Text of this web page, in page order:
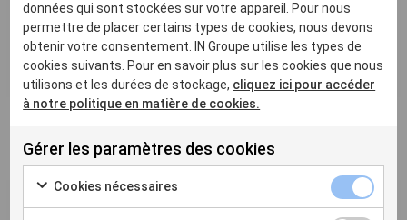
Identité digitale & enrôlement
(Finance)
données qui sont stockées sur votre appareil. Pour nous
permettre de placer certains types de cookies, nous devons
obtenir votre consentement. IN Groupe utilise les types de
cookies suivants. Pour en savoir plus sur les cookies que nous
utilisons et les durées de stockage, cliquez ici pour accéder
à notre politique en matière de cookies.
Gérer les paramètres des cookies
Cookies nécessaires